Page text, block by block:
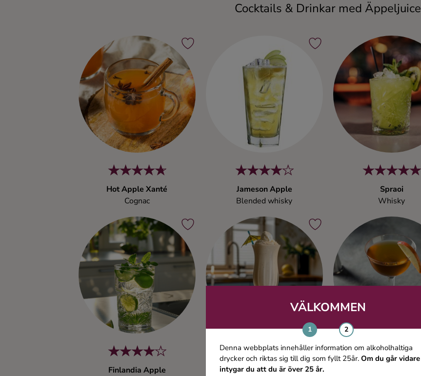
VÄLKOMMEN
Denna webbplats innehåller information om alkoholhaltiga
drycker och riktas sig till dig som fyllt 25år. Om du går vidare
intygar du att du är över 25 år.
Cocktails & Drinkar med Äppeljuice
Hot Apple Xanté
Cognac
Jameson Apple
Blended whisky
Spraoi
Whisky
Finlandia Apple
Q2